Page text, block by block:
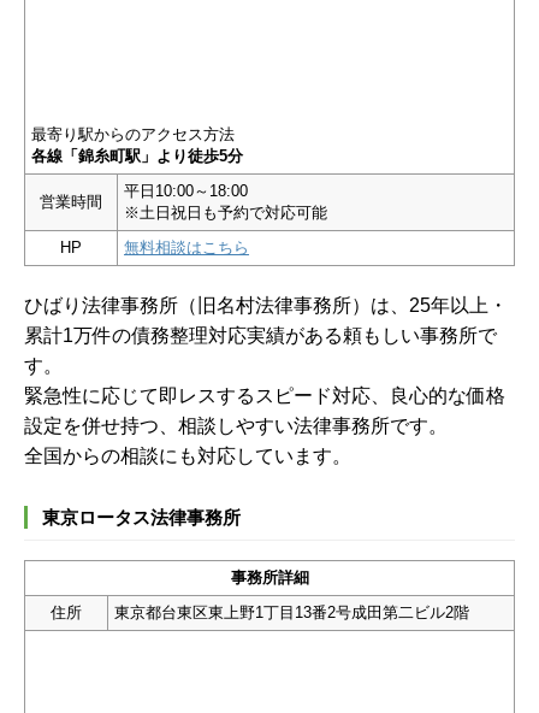
最寄り駅からのアクセス方法
各線「錦糸町駅」より徒歩5分
営業時間
平日10:00～18:00
※土日祝日も予約で対応可能
HP
無料相談はこちら
ひばり法律事務所（旧名村法律事務所）は、25年以上・
累計1万件の債務整理対応実績がある頼もしい事務所で
す。
緊急性に応じて即レスするスピード対応、良心的な価格
設定を併せ持つ、相談しやすい法律事務所です。
全国からの相談にも対応しています。
東京ロータス法律事務所
事務所詳細
住所
東京都台東区東上野1丁目13番2号成田第二ビル2階